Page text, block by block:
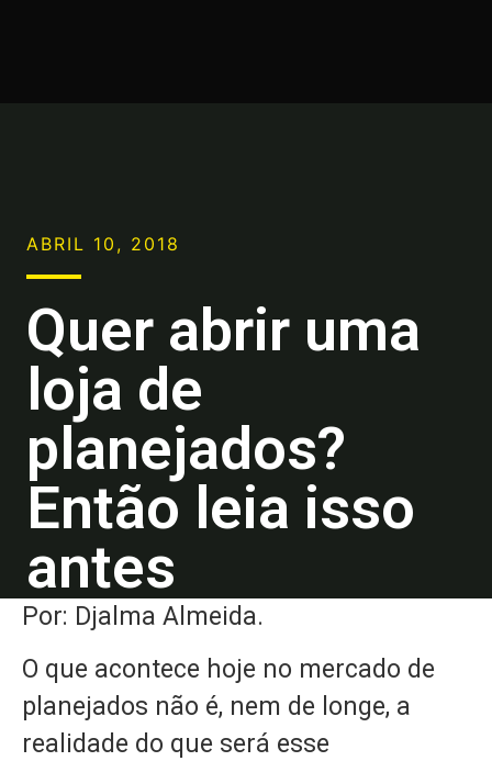
ABRIL 10, 2018
Quer abrir uma
loja de
planejados?
Então leia isso
antes
Por: Djalma Almeida.
O que acontece hoje no mercado de
planejados não é, nem de longe, a
realidade do que será esse